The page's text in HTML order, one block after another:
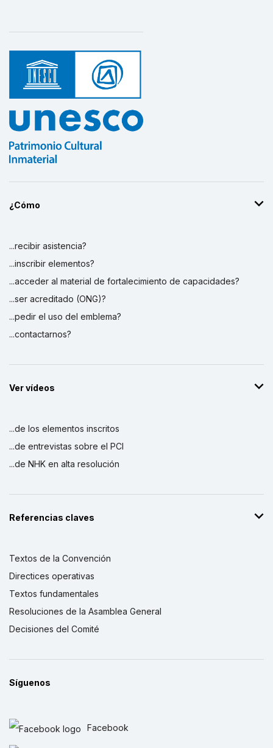
¿Cómo
...recibir asistencia?
...inscribir elementos?
...acceder al material de fortalecimiento de capacidades?
...ser acreditado (ONG)?
...pedir el uso del emblema?
...contactarnos?
Ver vídeos
...de los elementos inscritos
...de entrevistas sobre el PCI
...de NHK en alta resolución
Referencias claves
Textos de la Convención
Directices operativas
Textos fundamentales
Resoluciones de la Asamblea General
Decisiones del Comité
Síguenos
Facebook